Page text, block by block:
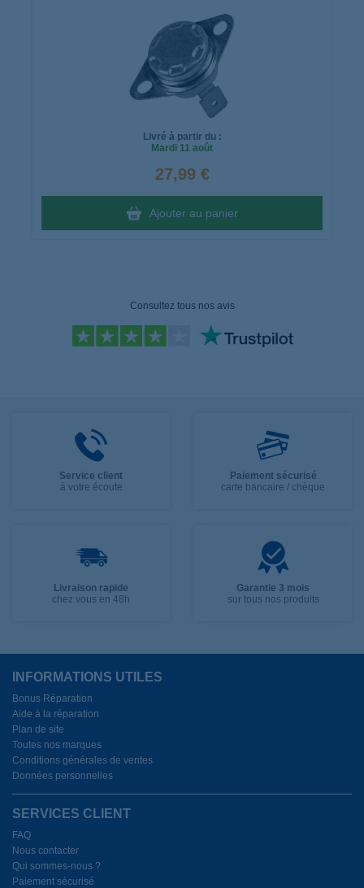
Livré à partir du :
Mardi 11 août
27,99 €
Ajouter au panier
Consultez tous nos avis
Service client
à votre écoute
Paiement sécurisé
carte bancaire / chèque
Livraison rapide
chez vous en 48h
Garantie 3 mois
sur tous nos produits
INFORMATIONS UTILES
Bonus Réparation
Aide à la réparation
Plan de site
Toutes nos marques
Conditions générales de ventes
Données personnelles
SERVICES CLIENT
FAQ
Nous contacter
Qui sommes-nous ?
Paiement sécurisé